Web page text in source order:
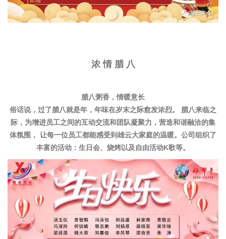
浓 情 腊 八
腊八粥香，情暖意长
俗话说，过了腊八就是年，年味在岁末之际愈发浓烈。 腊八来临之
际，为增进员工之间的互动交流和团队凝聚力，营造和谐融洽的集
体氛围， 让每一位员工都能感受到雄云大家庭的温暖。公司组织了
丰富的活动：生日会、烧烤以及自由活动K歌等。